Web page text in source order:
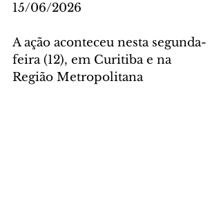
15/06/2026
A ação aconteceu nesta segunda-
feira (12), em Curitiba e na
Região Metropolitana